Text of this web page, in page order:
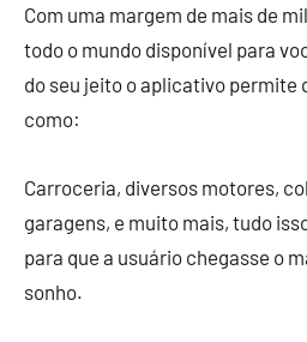
Com uma margem de mais de
todo o mundo disponível para
do seu jeito o aplicativo permite
como:
Carroceria, diversos motores,
garagens, e muito mais, tudo
para que a usuário chegasse o
sonho.